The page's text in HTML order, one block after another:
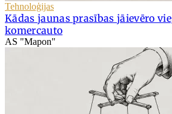
Tehnoloģijas
Kādas jaunas prasības jāievēro
komercauto
AS "Mapon"